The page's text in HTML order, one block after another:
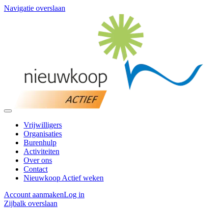
Navigatie overslaan
Vrijwilligers
Organisaties
Burenhulp
Activiteiten
Over ons
Contact
Nieuwkoop Actief weken
Account aanmakenLog in
Zijbalk overslaan